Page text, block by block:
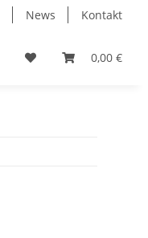
News Kontakt
0,00 €